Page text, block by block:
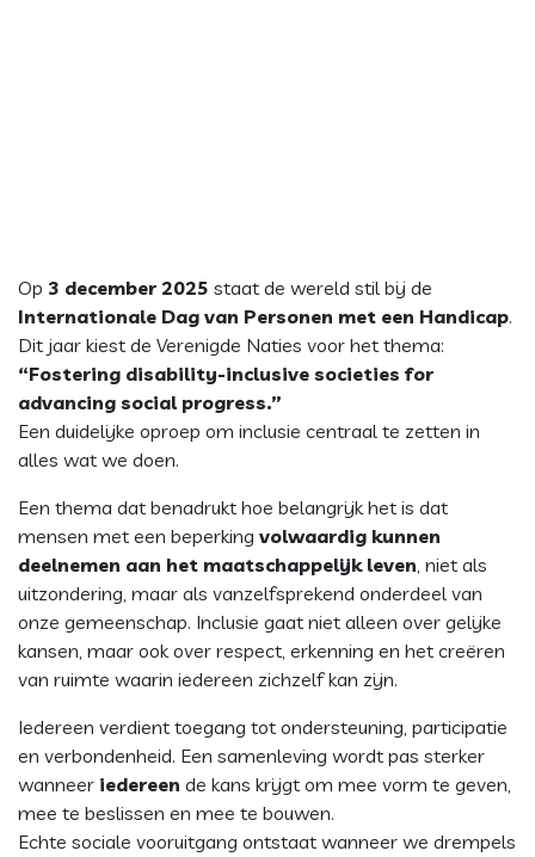
Op 3 december 2025 staat de wereld stil bij de
Internationale Dag van Personen met een Handicap.
Dit jaar kiest de Verenigde Naties voor het thema:
“Fostering disability-inclusive societies for
advancing social progress.”
Een duidelijke oproep om inclusie centraal te zetten in
alles wat we doen.
Een thema dat benadrukt hoe belangrijk het is dat
mensen met een beperking volwaardig kunnen
deelnemen aan het maatschappelijk leven, niet als
uitzondering, maar als vanzelfsprekend onderdeel van
onze gemeenschap. Inclusie gaat niet alleen over gelijke
kansen, maar ook over respect, erkenning en het creëren
van ruimte waarin iedereen zichzelf kan zijn.
Iedereen verdient toegang tot ondersteuning, participatie
en verbondenheid. Een samenleving wordt pas sterker
wanneer iedereen de kans krijgt om mee vorm te geven,
mee te beslissen en mee te bouwen.
Echte sociale vooruitgang ontstaat wanneer we drempels